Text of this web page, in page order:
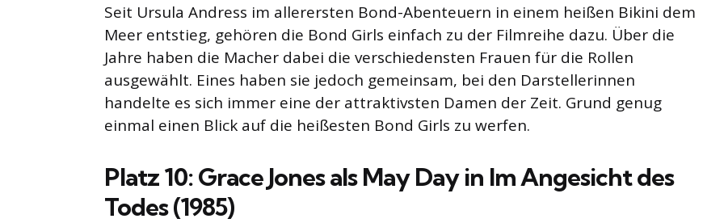
Seit Ursula Andress im allerersten Bond-Abenteuern in einem heißen Bikini dem
Meer entstieg, gehören die Bond Girls einfach zu der Filmreihe dazu. Über die
Jahre haben die Macher dabei die verschiedensten Frauen für die Rollen
ausgewählt. Eines haben sie jedoch gemeinsam, bei den Darstellerinnen
handelte es sich immer eine der attraktivsten Damen der Zeit. Grund genug
einmal einen Blick auf die heißesten Bond Girls zu werfen.
Platz 10: Grace Jones als May Day in Im Angesicht des
Todes (1985)